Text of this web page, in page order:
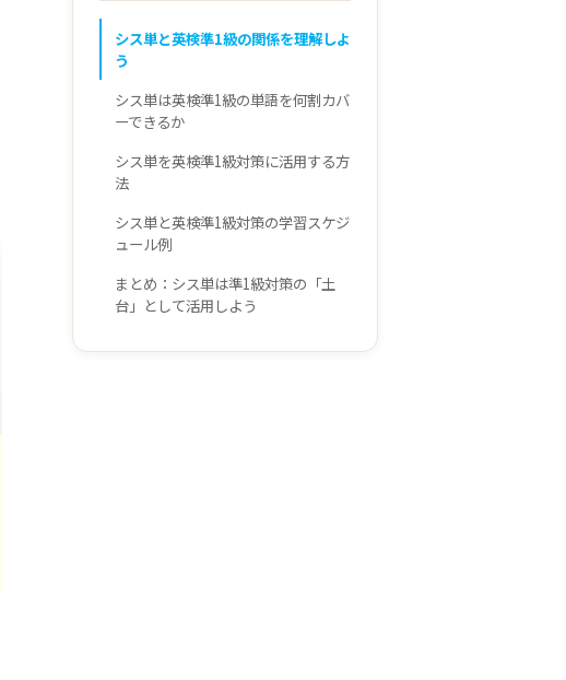
シス単と英検準1級の関係を理解しよ
う
シス単は英検準1級の単語を何割カバ
ーできるか
シス単を英検準1級対策に活用する方
法
シス単と英検準1級対策の学習スケジ
ュール例
まとめ：シス単は準1級対策の「土
台」として活用しよう